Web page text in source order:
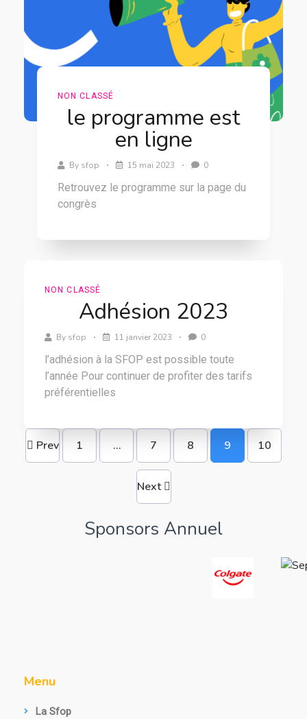
NON CLASSÉ
le programme est
en ligne
By sfop 15 mai 2023 0
Retrouvez le programme sur la page du
congrès
NON CLASSÉ
Adhésion 2023
By sfop 11 janvier 2023 0
l’adhésion à la SFOP est possible toute
l’année Pour continuer de profiter des tarifs
préférentielles
Prev 1 … 7 8 9 10
Next
Sponsors Annuel
Menu
La Sfop